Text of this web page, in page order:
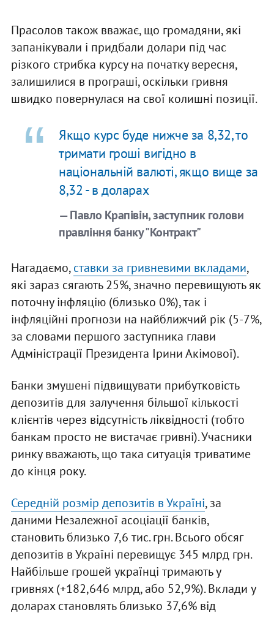
Прасолов також вважає, що громадяни, які
запанікували і придбали долари під час
різкого стрибка курсу на початку вересня,
залишилися в програші, оскільки гривня
швидко повернулася на свої колишні позиції.
Якщо курс буде нижче за 8,32, то
тримати гроші вигідно в
національній валюті, якщо вище за
8,32 - в доларах
— Павло Крапівін, заступник голови
правління банку "Контракт"
Нагадаємо,ставки за гривневими вкладами,
які зараз сягають 25%, значно перевищують як
поточну інфляцію (близько 0%), так і
інфляційні прогнози на найближчий рік (5-7%,
за словами першого заступника глави
Адміністрації Президента Ірини Акімової).
Банки змушені підвищувати прибутковість
депозитів для залучення більшої кількості
клієнтів через відсутність ліквідності (тобто
банкам просто не вистачає гривні). Учасники
ринку вважають, що така ситуація триватиме
до кінця року.
Середній розмір депозитів в Україні, за
даними Незалежної асоціації банків,
становить близько 7,6 тис. грн. Всього обсяг
депозитів в Україні перевищує 345 млрд грн.
Найбільше грошей українці тримають у
гривнях (+182,646 млрд, або 52,9%). Вклади у
доларах становлять близько 37,6% від